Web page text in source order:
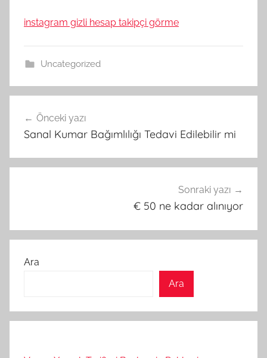
instagram gizli hesap takipçi görme​
Uncategorized
gezinmesi
Önceki yazı
Sanal Kumar Bağımlılığı Tedavi Edilebilir mi
Sonraki yazı
€ 50 ne kadar alınıyor
Ara
Ara